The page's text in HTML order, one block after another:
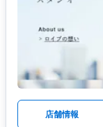
店舗情報